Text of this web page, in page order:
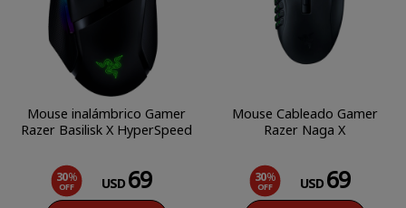
Mouse inalámbrico Gamer
Razer Basilisk X HyperSpeed
30%
OFF USD 69
Mouse Cableado Gamer
Razer Naga X
30%
OFF USD 69